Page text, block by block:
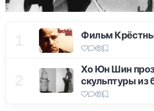
Фильм
Хо Юн Шин
скульптуры из